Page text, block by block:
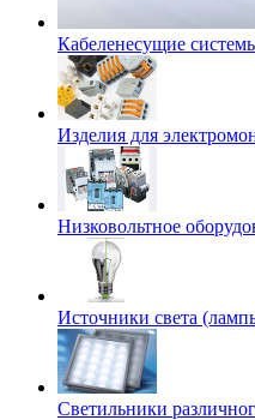
Кабеленесущие
Изделия для
Низковольтное
Источники света
Светильники